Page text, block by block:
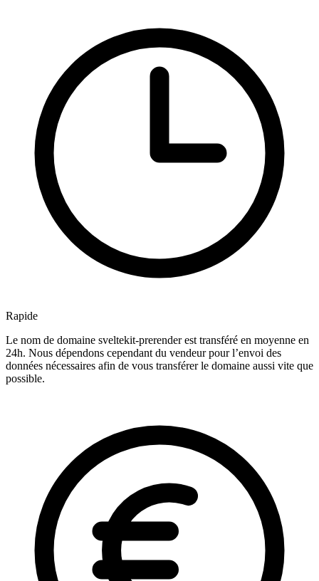
Rapide
Le nom de domaine sveltekit-prerender est transféré en moyenne en
24h. Nous dépendons cependant du vendeur pour l’envoi des
données nécessaires afin de vous transférer le domaine aussi vite que
possible.